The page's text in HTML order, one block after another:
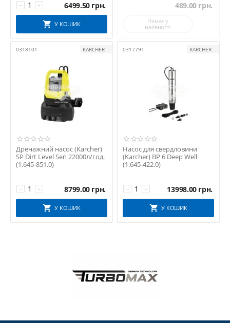
+
− 6499.50 грн.
У КОШИК
489.00 грн.
Немає у
наявності
0318101 KARCHER
Дренажний насос (Karcher)
SP Dirt Level Sen 22000л/год.
(1.645-851.0)
+
− 8799.00 грн.
У КОШИК
0317791 KARCHER
Насос для свердловини
(Karcher) BP 6 Deep Well
(1.645-422.0)
+
− 13998.00 грн.
У КОШИК